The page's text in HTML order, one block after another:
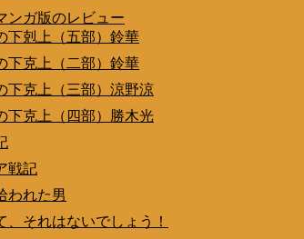
ンガ版のレビュー
下剋上（五部）鈴華
下克上（二部）鈴華
下克上（三部）涼野涼
下克上（四部）勝木光
戦記
われた男
、それはないでしょう！